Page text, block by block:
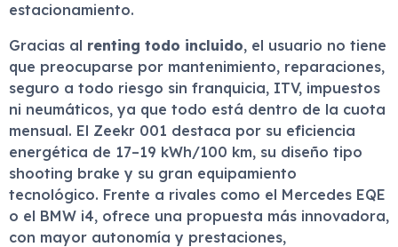
estacionamiento.
Gracias al renting todo incluido, el usuario no tiene
que preocuparse por mantenimiento, reparaciones,
seguro a todo riesgo sin franquicia, ITV, impuestos
ni neumáticos, ya que todo está dentro de la cuota
mensual. El Zeekr 001 destaca por su eficiencia
energética de 17–19 kWh/100 km, su diseño tipo
shooting brake y su gran equipamiento
tecnológico. Frente a rivales como el Mercedes EQE
o el BMW i4, ofrece una propuesta más innovadora,
con mayor autonomía y prestaciones,